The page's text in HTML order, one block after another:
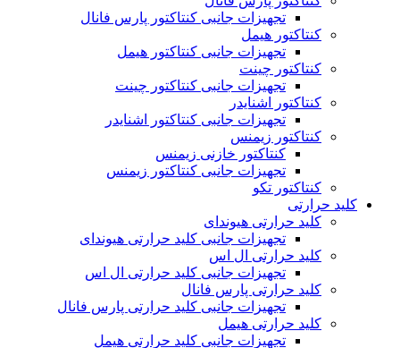
تجهیزات جانبی کنتاکتور پارس فانال
کنتاکتور هیمل
تجهیزات جانبی کنتاکتور هیمل
کنتاکتور چینت
تجهیزات جانبی کنتاکتور چینت
کنتاکتور اشنایدر
تجهیزات جانبی کنتاکتور اشنایدر
کنتاکتور زیمنس
کنتاکتور خازنی زیمنس
تجهیزات جانبی کنتاکتور زیمنس
کنتاکتور تکو
کلید حرارتی
کلید حرارتی هیوندای
تجهیزات جانبی کلید حرارتی هیوندای
کلید حرارتی ال اس
تجهیزات جانبی کلید حرارتی ال اس
کلید حرارتی پارس فانال
تجهیزات جانبی کلید حرارتی پارس فانال
کلید حرارتی هیمل
تجهیزات جانبی کلید حرارتی هیمل